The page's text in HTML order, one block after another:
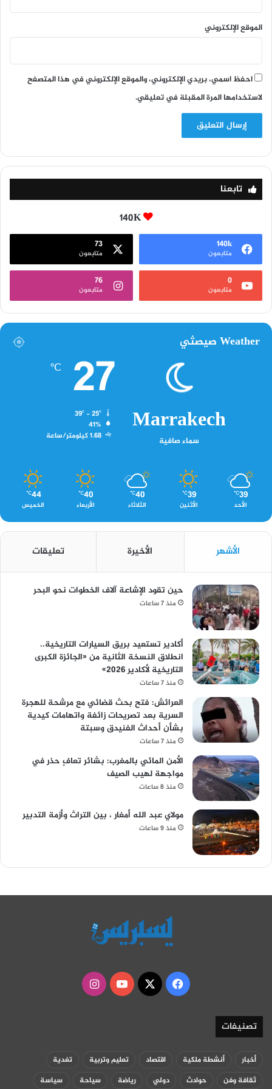
الموقع الإلكتروني
احفظ اسمي، بريدي الإلكتروني، والموقع الإلكتروني في هذا المتصفح
لاستخدامها المرة المقبلة في تعليقي.
تابعنا
140K
140k
متابعون
73
متابعون
0
متابعون
76
متابعون
Weather صيصثي
Marrakech
سماء صافية
27
℃
41%
1.68 كيلومتر/ساعة
39
℃
الأحد
39
℃
الأثنين
40
℃
الثلاثاء
40
℃
الأربعاء
44
℃
الخميس
الأشهر الأخيرة تعليقات
حين تقود الإشاعة آلاف الخطوات نحو البحر
منذ 7 ساعات
أكادير تستعيد بريق السيارات التاريخية..
انطلاق النسخة الثانية من «الجائزة الكبرى
التاريخية لأكادير 2026»
منذ 7 ساعات
العرائش: فتح بحث قضائي مع مرشحة للهجرة
السرية بعد تصريحات زائفة واتهامات كيدية
بشأن أحداث الفنيدق وسبتة
منذ 7 ساعات
الأمن المائي بالمغرب: بشائر تعافٍ حذر في
مواجهة لهيب الصيف
منذ 8 ساعات
مولاي عبد الله أمغار ، بين التراث وأزمة التدبير
منذ 9 ساعات
فيسبوك
‫X
‫YouTubeانستقرام
تصنيفات
أخبار أنشطة ملكية اقتصاد تعليم وتربية
تغدية
ثقافة وفن
حوادث دولي رياضة سياحة
سياسة